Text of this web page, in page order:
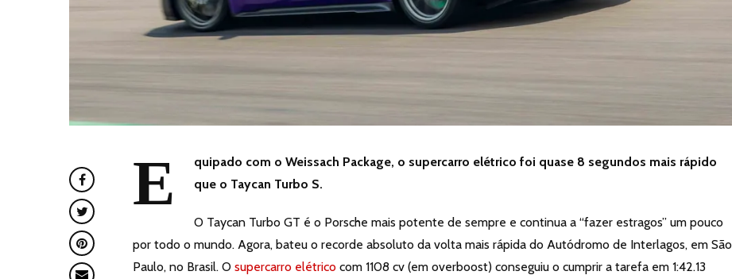
E
quipado com o Weissach Package, o supercarro elétrico foi quase 8 segundos mais rápido
que o Taycan Turbo S.
O Taycan Turbo GT é o Porsche mais potente de sempre e continua a “fazer estragos” um pouco
por todo o mundo. Agora, bateu o recorde absoluto da volta mais rápida do Autódromo de Interlagos, em São
Paulo, no Brasil. O supercarro elétrico com 1108 cv (em overboost) conseguiu o cumprir a tarefa em 1:42.13